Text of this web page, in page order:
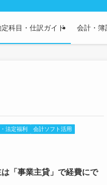
らに、実務で使える英文会計用
定科目・仕訳ガイド 会計・簿
法定福利 会計ソフト活用
「事業主貸」で経費にで